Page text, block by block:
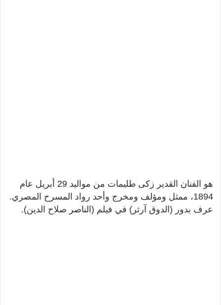
هو الفنان القدير زكى طليمات من مواليد 29 أبريل عام
1894، ممثل ومؤلف ومخرج وأحد رواد المسرح المصري.
عرف بدور (الدوق آرثر) في فيلم (الناصر صلاح الدين).